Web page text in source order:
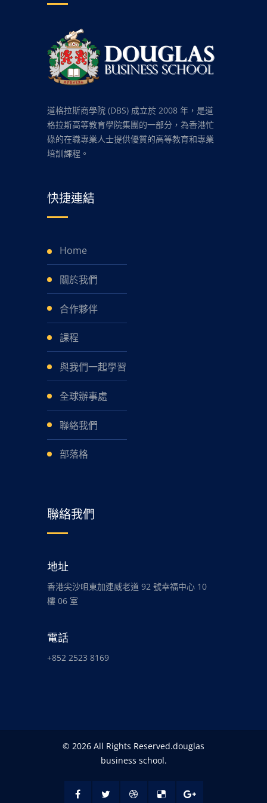
道格拉斯商學院 (DBS) 成立於 2008 年，是道
格拉斯高等教育學院集團的一部分，為香港忙
碌的在職專業人士提供優質的高等教育和專業
培訓課程。
快捷連結
Home
關於我們
合作夥伴
課程
與我們一起學習
全球辦事處
聯絡我們
部落格
聯絡我們
地址
香港尖沙咀東加連威老道 92 號幸福中心 10
樓 06 室
電話
+852 2523 8169
© 2026 All Rights Reserved.douglas
business school.